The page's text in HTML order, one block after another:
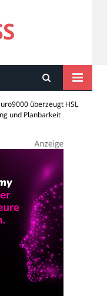
überzeugt HSL
und Planbarkeit